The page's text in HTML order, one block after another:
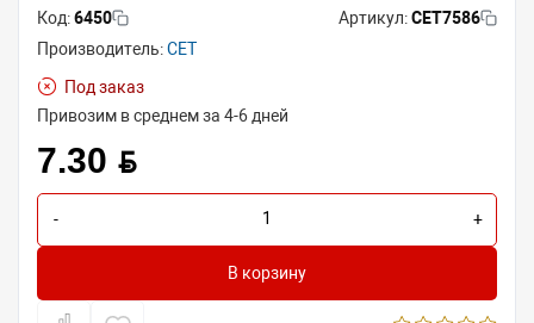
Код:6450 Артикул:CET7586
Производитель:CET
Под заказ
Привозим в среднем за 4-6 дней
7.30 BYN
- +
В корзину